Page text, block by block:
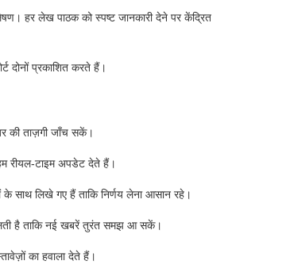
हर लेख पाठक को स्पष्ट जानकारी देने पर केंद्रित
दोनों प्रकाशित करते हैं।
की ताज़गी जाँच सकें।
रीयल‑टाइम अपडेट देते हैं।
साथ लिखे गए हैं ताकि निर्णय लेना आसान रहे।
है ताकि नई खबरें तुरंत समझ आ सकें।
का हवाला देते हैं।